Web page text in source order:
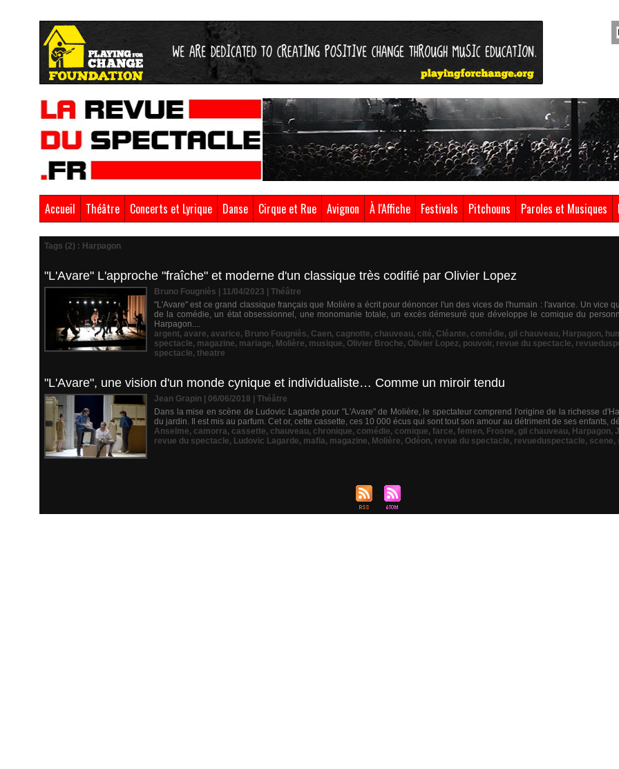
Accueil Théâtre Concerts et Lyrique Danse Cirque et Rue Avignon À l'Affiche Festivals Pitchouns Paroles et Musiques
Tags (2) : Harpagon
"L'Avare" L'approche "fraîche" et moderne d'un classique très codifié par Olivier Lopez
Bruno Fougniès | 11/04/2023
Théâtre
"L'Avare" est ce grand classique français que Molière a écrit pour dénoncer l'un des vices de l'humain : l'avarice. Un vice
de la comédie, un état obsessionnel, une monomanie totale, un excès démesuré que développe le comique du
Harpagon....
argent, avare, avarice, Bruno Fougniès, Caen, cagnotte, chauveau, cité, Cléante, comédie, gil chauveau, Harpagon,
spectacle, magazine, mariage, Molière, musique, Olivier Broche, Olivier Lopez, pouvoir, revue du spectacle,
spectacle, theatre
"L'Avare", une vision d'un monde cynique et individualiste… Comme un miroir tendu
Jean Grapin | 06/06/2018
Théâtre
Dans la mise en scène de Ludovic Lagarde pour "L'Avare" de Molière, le spectateur comprend l'origine de la richesse
du jardin. Il est mis au parfum. Cet or, cette cassette, ces 10 000 écus qui sont tout son amour au détriment de ses enfants,
Anselme, camorra, cassette, chauveau, chronique, comédie, comique, farce, femen, Frosne, gil chauveau, Harpagon,
revue du spectacle, Ludovic Lagarde, mafia, magazine, Molière, Odéon, revue du spectacle, revueduspectacle, scene,